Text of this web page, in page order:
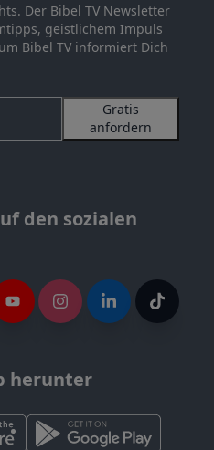
Der Bibel TV Newsletter
geistlichem Impuls
Bibel TV informiert Dich
Gratis
anfordern
den sozialen
herunter